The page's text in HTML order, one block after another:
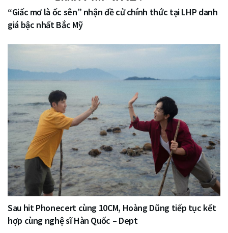
“Giấc mơ là ốc sên” nhận đề cử chính thức tại LHP danh
giá bậc nhất Bắc Mỹ
Sau hit Phonecert cùng 10CM, Hoàng Dũng tiếp tục kết
hợp cùng nghệ sĩ Hàn Quốc – Dept